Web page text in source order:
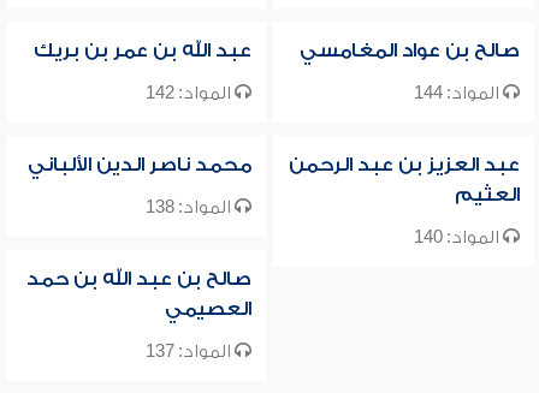
صالح بن عواد المغامسي
المواد: 144
عبد الله بن عمر بن بريك
المواد: 142
عبد العزيز بن عبد الرحمن
العثيم
المواد: 140
محمد ناصر الدين الألباني
المواد: 138
صالح بن عبد الله بن حمد
العصيمي
المواد: 137